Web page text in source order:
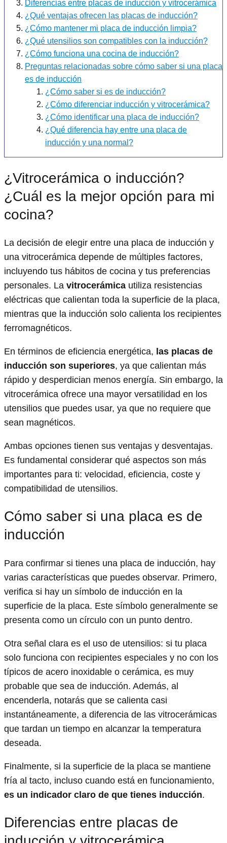
Diferencias entre placas de inducción y vitrocerámica
¿Qué ventajas ofrecen las placas de inducción?
¿Cómo mantener mi placa de inducción limpia?
¿Qué utensilios son compatibles con la inducción?
¿Cómo funciona una cocina de inducción?
Preguntas relacionadas sobre cómo saber si una placa
es de inducción
¿Cómo saber si es de inducción?
¿Cómo diferenciar inducción y vitrocerámica?
¿Cómo identificar una placa de inducción?
¿Qué diferencia hay entre una placa de
inducción y una normal?
¿Vitrocerámica o inducción?
¿Cuál es la mejor opción para mi
cocina?
La decisión de elegir entre una placa de inducción y
una vitrocerámica depende de múltiples factores,
incluyendo tus hábitos de cocina y tus preferencias
personales. La vitrocerámica utiliza resistencias
eléctricas que calientan toda la superficie de la placa,
mientras que la inducción solo calienta los recipientes
ferromagnéticos.
En términos de eficiencia energética, las placas de
inducción son superiores, ya que calientan más
rápido y desperdician menos energía. Sin embargo, la
vitrocerámica ofrece una mayor versatilidad en los
utensilios que puedes usar, ya que no requiere que
sean magnéticos.
Ambas opciones tienen sus ventajas y desventajas.
Es fundamental considerar qué aspectos son más
importantes para ti: velocidad, eficiencia, coste y
compatibilidad de utensilios.
Cómo saber si una placa es de
inducción
Para confirmar si tienes una placa de inducción, hay
varias características que puedes observar. Primero,
verifica si hay un símbolo de inducción en la
superficie de la placa. Este símbolo generalmente se
presenta como un círculo con un punto dentro.
Otra señal clara es el uso de utensilios: si tu placa
solo funciona con recipientes especiales y no con los
típicos de acero inoxidable o cerámica, es muy
probable que sea de inducción. Además, al
encenderla, notarás que se calienta casi
instantáneamente, a diferencia de las vitrocerámicas
que tardan un tiempo en alcanzar la temperatura
deseada.
Finalmente, si la superficie de la placa se mantiene
fría al tacto, incluso cuando está en funcionamiento,
es un indicador claro de que tienes inducción.
Diferencias entre placas de